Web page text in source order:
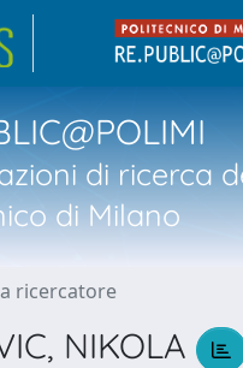
di ricerca
di Milano
ricercatore
NIKOLA